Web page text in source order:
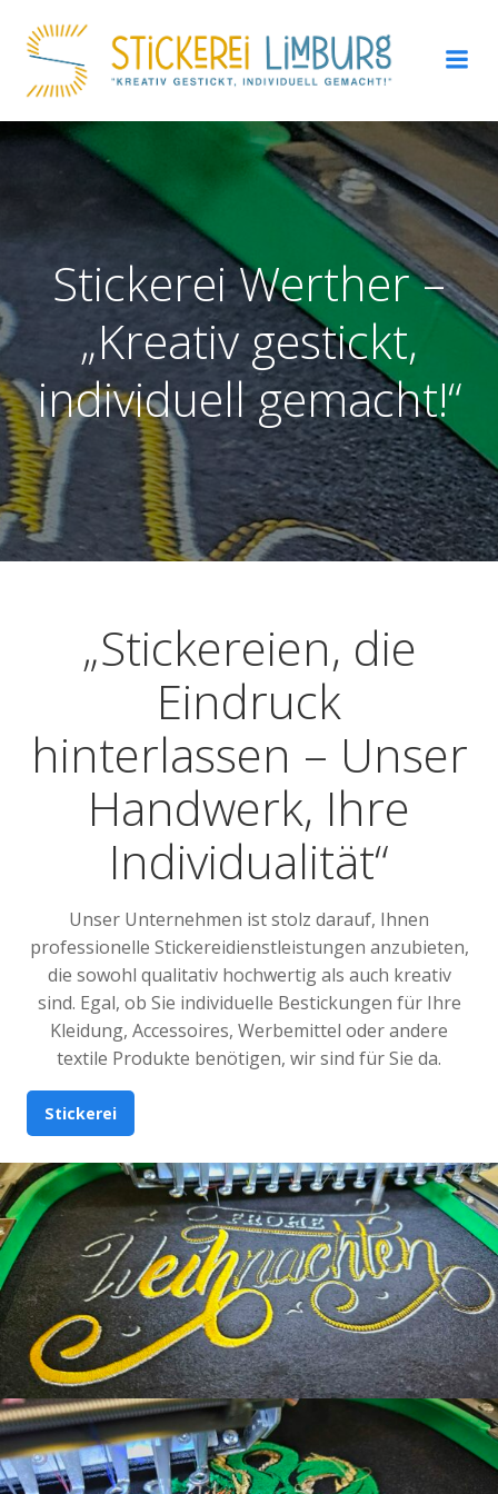
Inhalt
springen
Stickerei Werther –
„Kreativ gestickt,
individuell gemacht!“
„Stickereien, die
Eindruck
hinterlassen – Unser
Handwerk, Ihre
Individualität“
Unser Unternehmen ist stolz darauf, Ihnen
professionelle Stickereidienstleistungen anzubieten,
die sowohl qualitativ hochwertig als auch kreativ
sind. Egal, ob Sie individuelle Bestickungen für Ihre
Kleidung, Accessoires, Werbemittel oder andere
textile Produkte benötigen, wir sind für Sie da.
Stickerei